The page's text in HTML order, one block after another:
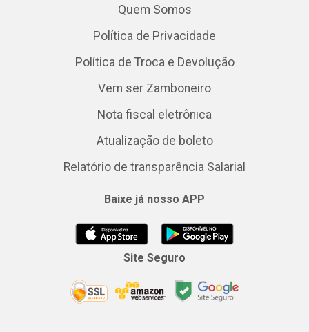
Quem Somos
Política de Privacidade
Política de Troca e Devolução
Vem ser Zamboneiro
Nota fiscal eletrônica
Atualização de boleto
Relatório de transparência Salarial
Baixe já nosso APP
Site Seguro